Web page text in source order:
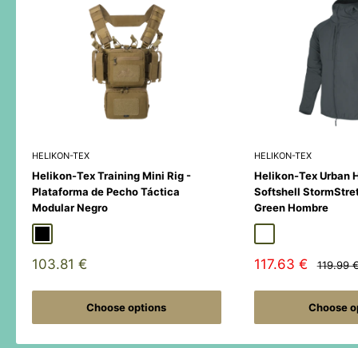
HELIKON-TEX
Helikon-Tex Training Mini Rig -
Plataforma de Pecho Táctica
Modular Negro
Sale
103.81 €
Choose options
HELIKON-TEX
Helikon-Tex Urban
Softshell
Green Hombre
Sale
117.63 €
Regular
119.99
Choose